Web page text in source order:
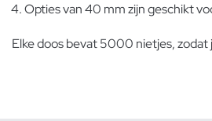
Opties van 40 mm zijn geschikt
Elke doos bevat 5000 nietjes,